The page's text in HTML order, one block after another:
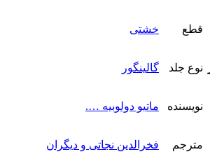
قطع خشتی
نوع جلد گالینگور
نویسنده ماتیو دولوبیه ….
مترجم فخرالدین نجاتی و دیگران